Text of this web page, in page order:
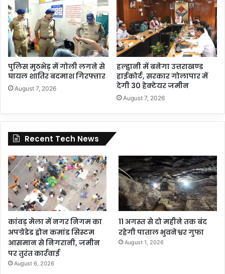
पुलिस मुठभेड़ में गोली लगने से
घायल शातिर बदमाश गिरफ्तार
August 7, 2026
हल्द्वानी में बनेगा उत्तराखण्ड
हाईकोर्ट, सरकार गोलापार में
देगी 30 हेक्टेयर जमीन
August 7, 2026
Recent Tech News
कांवड़ मेला में नगर निगम का
अपग्रेडेड ड्रोन कमांड सिस्टम
आसमान से निगरानी, जमीन
पर तुरंत कार्रवाई
August 6, 2026
11 अगस्त से दो महीने तक बंद
रहेगी पाताल भुवनेश्वर गुफा
August 1, 2026